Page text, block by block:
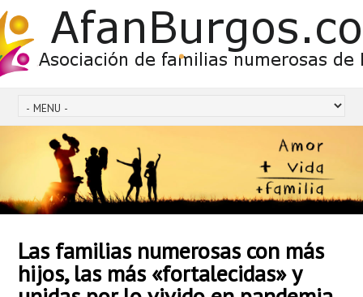
.
Las familias numerosas con más
hijos, las más «fortalecidas» y